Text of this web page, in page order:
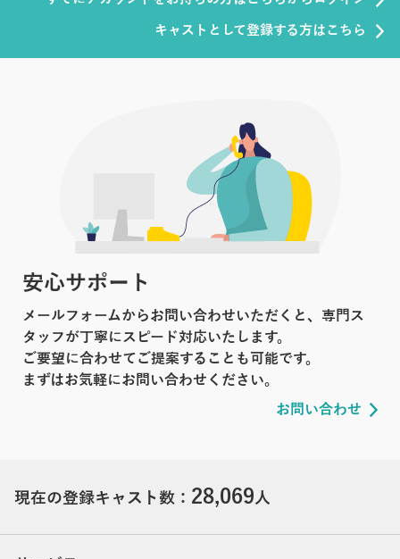
キャストとして登録する方はこちら
安心サポート
メールフォームからお問い合わせいただくと、専門ス
タッフが丁寧にスピード対応いたします。
ご要望に合わせてご提案することも可能です。
まずはお気軽にお問い合わせください。
お問い合わせ
現在の登録キャスト数： 28,069人